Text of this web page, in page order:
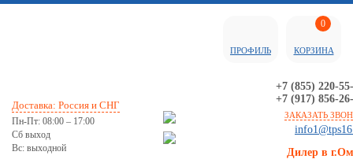
Доставка: Россия и СНГ
Пн-Пт: 08:00 – 17:00
Сб выход
Вс: выходной
+7 (855) 220-
+7 (917) 856-
ЗАКАЗАТЬ
Дилер в
ПРОФИЛЬ
0
КОРЗИНА